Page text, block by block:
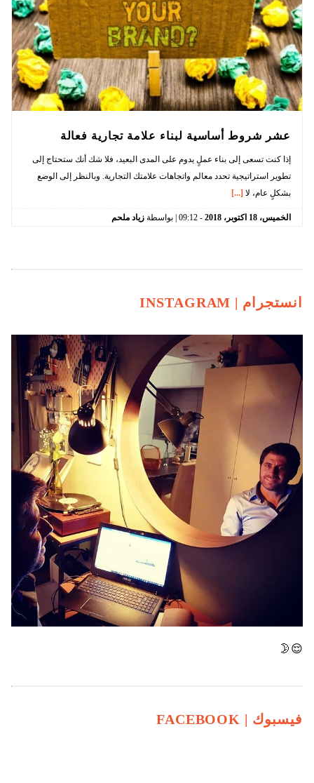
عشر شروط أساسية لبناء علامة تجارية فعالة
إذا كنت تسعى إلى بناء عملٍ يدوم على المدى البعيد، فلا شك أنك ستحتاج إلى
تطوير استراتيجية تحدد معالم واتجاهات علامتك التجارية. وبالنظر إلى الوضع
بشكلٍ عام، لا [...]
الخميس، 18 اكتوبر، 2018
-
09:12 | بواسطة زياد ملحم
انستجرام | INSTAGRAM
😌🌛
فيسبوك | FACEBOOK